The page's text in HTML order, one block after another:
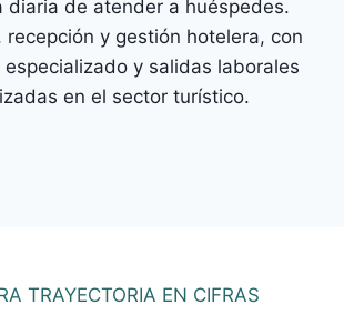
diaria de atender a huéspedes.
recepción y gestión hotelera, con
y salidas laborales
en el sector turístico.
TRAYECTORIA EN CIFRAS